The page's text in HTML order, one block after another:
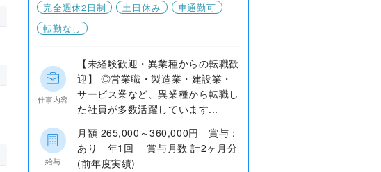
完全週休2日制
土日休み
車通勤可
転勤なし
仕事内容
【未経験歓迎・異業種からの転職歓
迎】 ◎営業職・製造業・建設業・
サービス業など、異業種から転職し
た社員が多数活躍しています...
給与
月額 265,000～360,000円 賞与：
あり 年1回 賞与月数 計2ヶ月分
(前年度実績)